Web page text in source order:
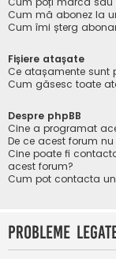
Cum mă abonez la
Cum îmi șterg
Fișiere atașate
Ce atașamente sunt
Cum găsesc toate
Despre phpBB
Cine a programat
De ce acest forum
Cine poate fi
acest forum?
Cum pot contacta
Probleme